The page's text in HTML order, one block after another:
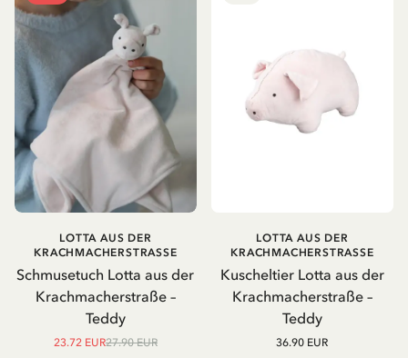
Schmusetuch Lotta aus der
Krachmacherstraße –
Teddy
LOTTA AUS DER
KRACHMACHERSTRASSE
23.72 EUR27.90 EUR
Kuscheltier Lotta aus der
Krachmacherstraße –
Teddy
LOTTA AUS DER
KRACHMACHERSTRASSE
36.90 EUR